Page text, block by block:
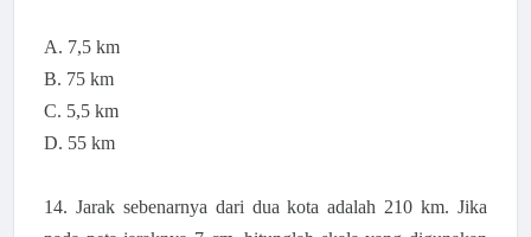
A. 7,5 km
B. 75 km
C. 5,5 km
D. 55 km
14. Jarak sebenarnya dari dua kota adalah 210 km. Jika